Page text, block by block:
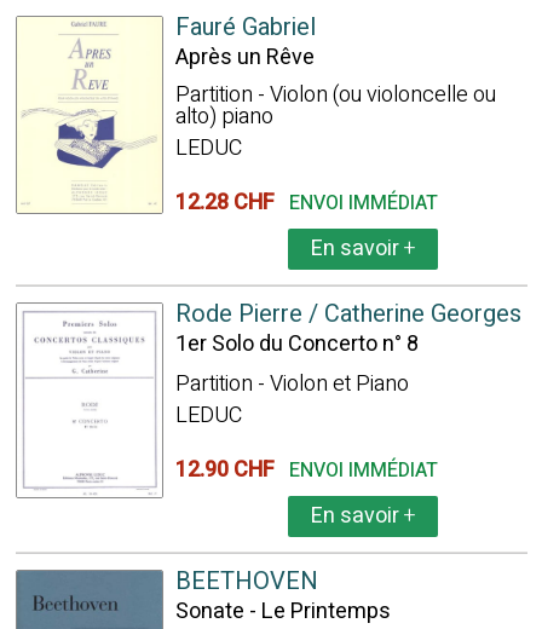
Fauré Gabriel
Après un Rêve
Partition - Violon (ou violoncelle ou
alto) piano
LEDUC
12.28 CHF ENVOI IMMÉDIAT
En savoir+
Rode Pierre / Catherine Georges
1er Solo du Concerto n° 8
Partition - Violon et Piano
LEDUC
12.90 CHF ENVOI IMMÉDIAT
En savoir+
BEETHOVEN
Sonate - Le Printemps